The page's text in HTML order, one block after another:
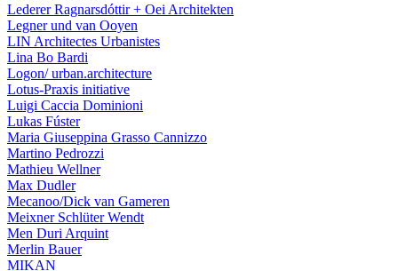
Lederer Ragnarsdóttir + Oei Architekten
Legner und van Ooyen
LIN Architectes Urbanistes
Lina Bo Bardi
Logon/ urban.architecture
Lotus-Praxis initiative
Luigi Caccia Dominioni
Lukas Fúster
Maria Giuseppina Grasso Cannizzo
Martino Pedrozzi
Mathieu Wellner
Max Dudler
Mecanoo/Dick van Gameren
Meixner Schlüter Wendt
Men Duri Arquint
Merlin Bauer
MIKAN